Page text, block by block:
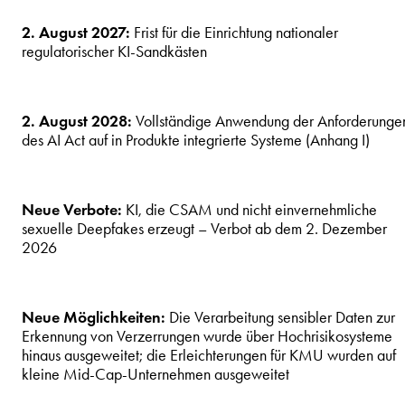
2. August 2027: Frist für die Einrichtung nationaler
regulatorischer KI-Sandkästen
2. August 2028: Vollständige Anwendung der
des AI Act auf in Produkte integrierte Systeme (Anhang I)
Neue Verbote: KI, die CSAM und nicht einvernehmliche
sexuelle Deepfakes erzeugt – Verbot ab dem 2. Dezember
2026
Neue Möglichkeiten: Die Verarbeitung sensibler Daten zur
Erkennung von Verzerrungen wurde über Hochrisikosysteme
hinaus ausgeweitet; die Erleichterungen für KMU wurden auf
kleine Mid-Cap-Unternehmen ausgeweitet